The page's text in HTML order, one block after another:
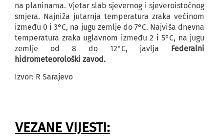
na planinama. Vjetar slab sjevernog i sjeveroistočnog
smjera. Najniža jutarnja temperatura zraka većinom
između 0 i 3°C, na jugu zemlje do 7°C. Najviša dnevna
temperatura zraka uglavnom između 2 i 5°C, na jugu
zemlje od 8 do 12°C, javlja Federalni
hidrometeorološki zavod.
Izvor: R Sarajevo
VEZANE VIJESTI: